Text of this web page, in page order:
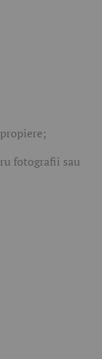
fotografii sau